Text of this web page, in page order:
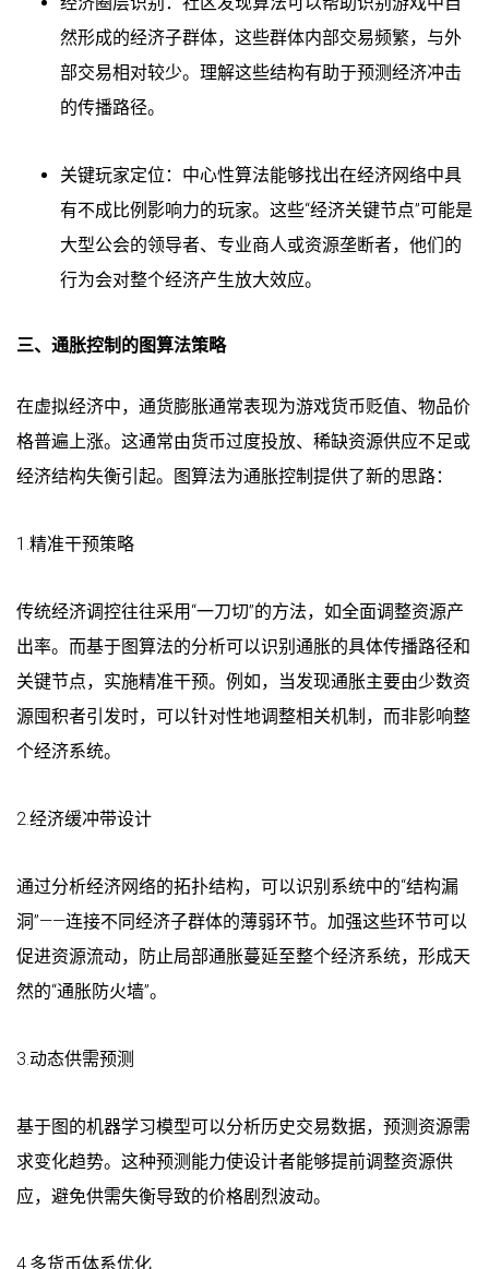
然形成的经济子群体，这些群体内部交易频繁，与外
部交易相对较少。理解这些结构有助于预测经济冲击
的传播路径。
关键玩家定位：中心性算法能够找出在经济网络中具
有不成比例影响力的玩家。这些“经济关键节点”可能是
大型公会的领导者、专业商人或资源垄断者，他们的
行为会对整个经济产生放大效应。
三、通胀控制的图算法策略
在虚拟经济中，通货膨胀通常表现为游戏货币贬值、物品价
格普遍上涨。这通常由货币过度投放、稀缺资源供应不足或
经济结构失衡引起。图算法为通胀控制提供了新的思路：
1.精准干预策略
传统经济调控往往采用“一刀切”的方法，如全面调整资源产
出率。而基于图算法的分析可以识别通胀的具体传播路径和
关键节点，实施精准干预。例如，当发现通胀主要由少数资
源囤积者引发时，可以针对性地调整相关机制，而非影响整
个经济系统。
2.经济缓冲带设计
通过分析经济网络的拓扑结构，可以识别系统中的“结构漏
洞”——连接不同经济子群体的薄弱环节。加强这些环节可以
促进资源流动，防止局部通胀蔓延至整个经济系统，形成天
然的“通胀防火墙”。
3.动态供需预测
基于图的机器学习模型可以分析历史交易数据，预测资源需
求变化趋势。这种预测能力使设计者能够提前调整资源供
应，避免供需失衡导致的价格剧烈波动。
4.多货币体系优化